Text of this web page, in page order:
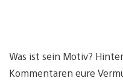
Was ist sein Motiv?
Kommentaren eure